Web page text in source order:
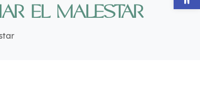
EL MALESTAR